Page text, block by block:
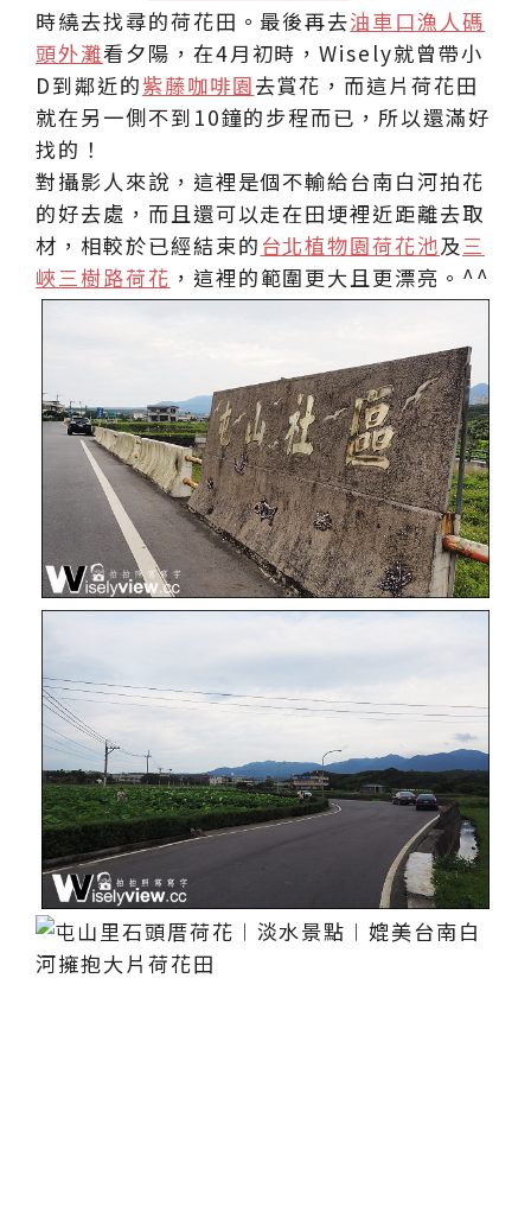
時繞去找尋的荷花田。最後再去油車口漁人碼
頭外灘看夕陽，在4月初時，Wisely就曾帶小
D到鄰近的紫藤咖啡園去賞花，而這片荷花田
就在另一側不到10鐘的步程而已，所以還滿好
找的！
對攝影人來說，這裡是個不輸給台南白河拍花
的好去處，而且還可以走在田埂裡近距離去取
材，相較於已經結束的 台北植物園荷花池及 三
峽三樹路荷花 ，這裡的範圍更大且更漂亮。^^